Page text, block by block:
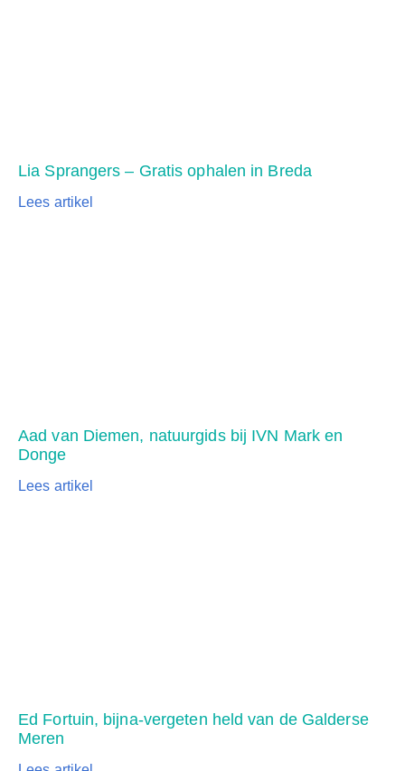
Lia Sprangers – Gratis ophalen in Breda
Lees artikel
Aad van Diemen, natuurgids bij IVN Mark en
Donge
Lees artikel
Ed Fortuin, bijna-vergeten held van de Galderse
Meren